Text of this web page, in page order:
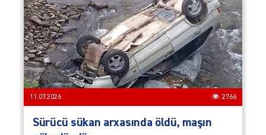
11.07.2026 2766
Sürücü sükan arxasında öldü, maşın